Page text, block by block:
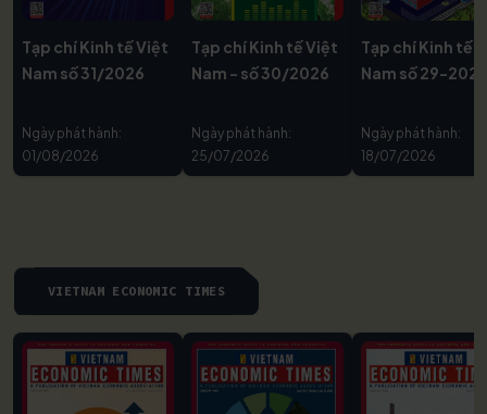
Tạp chí Kinh tế Việt
Nam số 31/2026
Ngày phát hành:
01/08/2026
Tạp chí Kinh tế Việt
Nam - số 30/2026
Ngày phát hành:
25/07/2026
Tạp chí Kinh tế
Nam số 29-2026
Ngày phát hành:
18/07/2026
VIETNAM ECONOMIC TIMES